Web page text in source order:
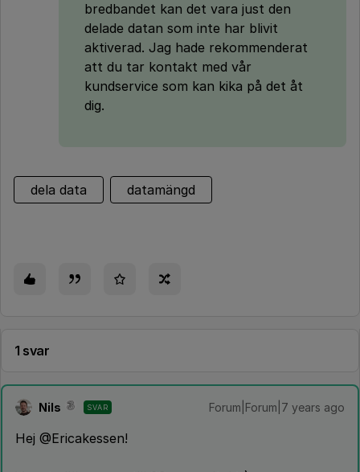
bredbandet kan det vara just den
delade datan som inte har blivit
aktiverad. Jag hade rekommenderat
att du tar kontakt med vår
kundservice som kan kika på det åt
dig.
dela data datamängd
1 svar
Nils SVAR Forum|Forum|7 years ago
Hej @Ericakessen!